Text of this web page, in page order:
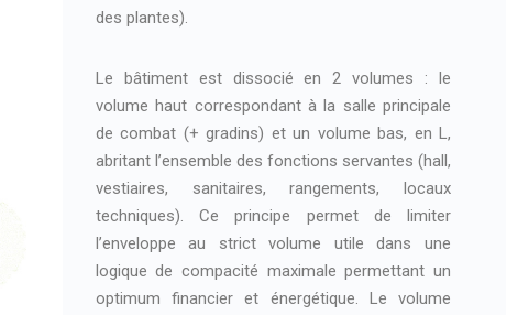
des plantes).
Le bâtiment est dissocié en 2 volumes : le
volume haut correspondant à la salle principale
de combat (+ gradins) et un volume bas, en L,
abritant l’ensemble des fonctions servantes (hall,
vestiaires, sanitaires, rangements, locaux
techniques). Ce principe permet de limiter
l’enveloppe au strict volume utile dans une
logique de compacité maximale permettant un
optimum financier et énergétique. Le volume